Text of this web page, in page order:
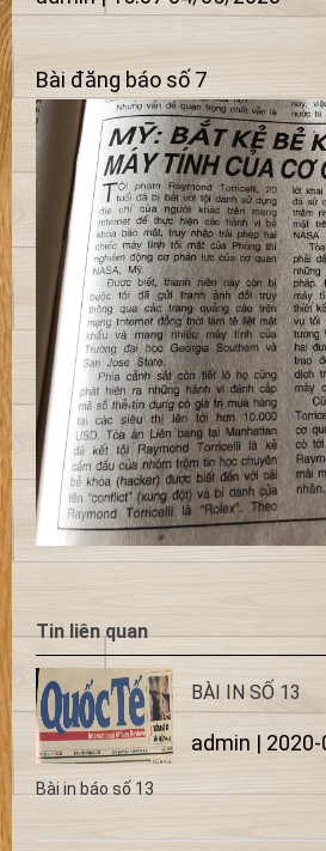
Bài đăng báo số 7
Tin liên quan
BÀI IN SỐ 13
admin |
Bài in báo số 13